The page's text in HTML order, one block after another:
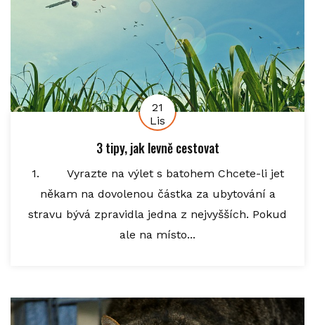
21
Lis
3 tipy, jak levně cestovat
1. Vyrazte na výlet s batohem Chcete-li jet
někam na dovolenou částka za ubytování a
stravu bývá zpravidla jedna z nejvyšších. Pokud
ale na místo...